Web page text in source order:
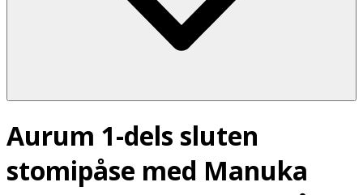
Aurum 1-dels sluten
stomipåse med Manuka